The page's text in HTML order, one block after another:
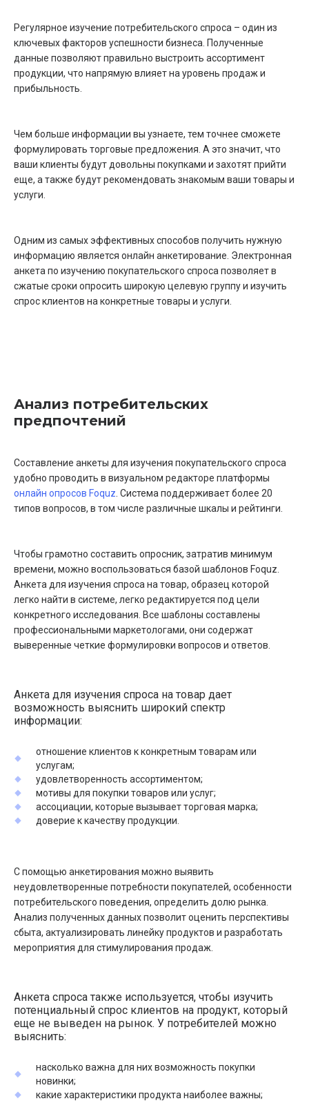
Регулярное изучение потребительского спроса – один из
ключевых факторов успешности бизнеса. Полученные
данные позволяют правильно выстроить ассортимент
продукции, что напрямую влияет на уровень продаж и
прибыльность.
Чем больше информации вы узнаете, тем точнее сможете
формулировать торговые предложения. А это значит, что
ваши клиенты будут довольны покупками и захотят прийти
еще, а также будут рекомендовать знакомым ваши товары и
услуги.
Одним из самых эффективных способов получить нужную
информацию является онлайн анкетирование. Электронная
анкета по изучению покупательского спроса позволяет в
сжатые сроки опросить широкую целевую группу и изучить
спрос клиентов на конкретные товары и услуги.
Анализ потребительских
предпочтений
Составление анкеты для изучения покупательского спроса
удобно проводить в визуальном редакторе платформы
онлайн опросов Foquz . Система поддерживает более 20
типов вопросов, в том числе различные шкалы и рейтинги.
Чтобы грамотно составить опросник, затратив минимум
времени, можно воспользоваться базой шаблонов Foquz.
Анкета для изучения спроса на товар, образец которой
легко найти в системе, легко редактируется под цели
конкретного исследования. Все шаблоны составлены
профессиональными маркетологами, они содержат
выверенные четкие формулировки вопросов и ответов.
Анкета для изучения спроса на товар дает
возможность выяснить широкий спектр
информации:
отношение клиентов к конкретным товарам или
услугам;
удовлетворенность ассортиментом;
мотивы для покупки товаров или услуг;
ассоциации, которые вызывает торговая марка;
доверие к качеству продукции.
С помощью анкетирования можно выявить
неудовлетворенные потребности покупателей, особенности
потребительского поведения, определить долю рынка.
Анализ полученных данных позволит оценить перспективы
сбыта, актуализировать линейку продуктов и разработать
мероприятия для стимулирования продаж.
Анкета спроса также используется, чтобы изучить
потенциальный спрос клиентов на продукт, который
еще не выведен на рынок. У потребителей можно
выяснить:
насколько важна для них возможность покупки
новинки;
какие характеристики продукта наиболее важны;